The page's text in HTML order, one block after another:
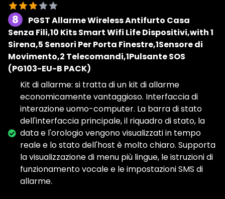
8
PGST Allarme Wireless Antifurto Casa
Senza Fili,10 Kits Smart Wifi Life Dispositivi,with 1
Sirena,5 Sensori Per Porta Finestre,1Sensore di
Movimento,2 Telecomandi,1Pulsante SOS
(PG103-EU-B PACK)
Kit di allarme: si tratta di un kit di allarme
economicamente vantaggioso. Interfaccia di
interazione uomo-computer. La barra di stato
dell'interfaccia principale, il riquadro di stato, la
data e l'orologio vengono visualizzati in tempo
reale e lo stato dell'host è molto chiaro. Supporta
la visualizzazione di menu più lingue, le istruzioni di
funzionamento vocale e le impostazioni SMS di
allarme.